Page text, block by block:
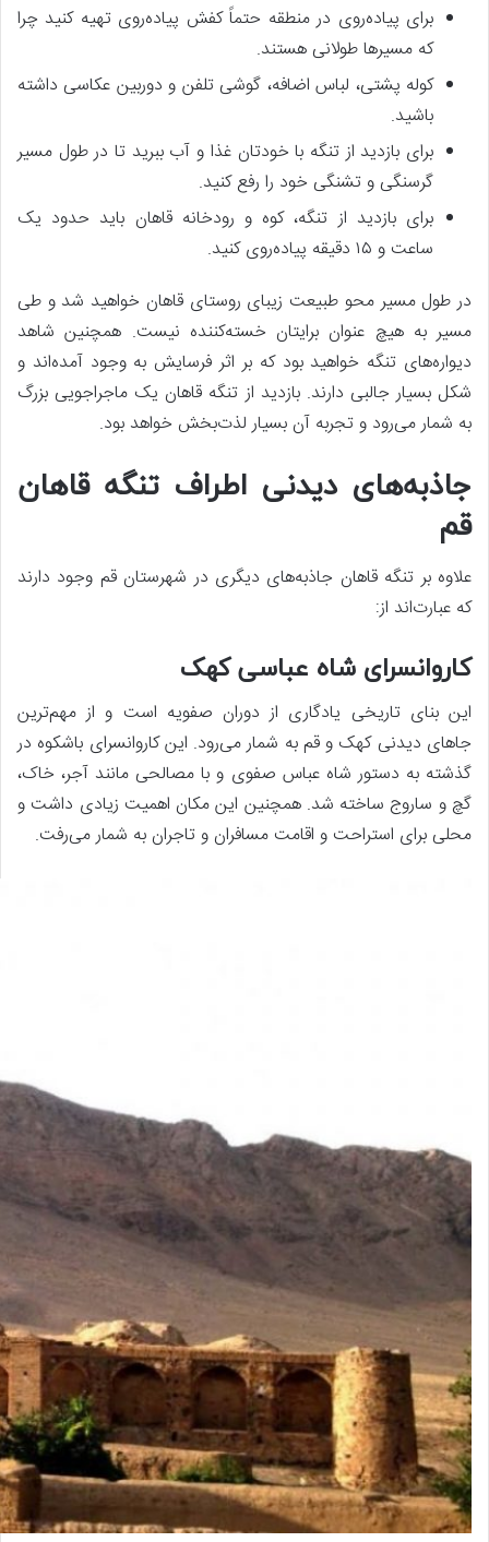
برای پیاده‌روی در منطقه حتماً کفش پیاده‌روی تهیه کنید چرا
که مسیرها طولانی هستند.
کوله پشتی، لباس اضافه، گوشی تلفن و دوربین عکاسی داشته
باشید.
برای بازدید از تنگه با خودتان غذا و آب ببرید تا در طول مسیر
گرسنگی و تشنگی خود را رفع کنید.
برای بازدید از تنگه، کوه و رودخانه قاهان باید حدود یک
ساعت و ۱۵ دقیقه پیاده‌روی کنید.
در طول مسیر محو طبیعت زیبای روستای قاهان خواهید شد و طی
مسیر به هیچ عنوان برایتان خسته‌کننده نیست. همچنین شاهد
دیواره‌های تنگه خواهید بود که بر اثر فرسایش به وجود آمده‌اند و
شکل بسیار جالبی دارند. بازدید از تنگه قاهان یک ماجراجویی بزرگ
به شمار می‌رود و تجربه آن بسیار لذت‌بخش خواهد بود.
جاذبه‌های دیدنی اطراف تنگه قاهان
قم
علاوه بر تنگه قاهان جاذبه‌های دیگری در شهرستان قم وجود دارند
که عبارت‌اند از:
کاروانسرای شاه عباسی کهک
این بنای تاریخی یادگاری از دوران صفویه است و از مهم‌ترین
جاهای دیدنی کهک و قم به شمار می‌رود. این کاروانسرای باشکوه در
گذشته به دستور شاه عباس صفوی و با مصالحی مانند آجر، خاک،
گچ و ساروج ساخته شد. همچنین این مکان اهمیت زیادی داشت و
محلی برای استراحت و اقامت مسافران و تاجران به شمار می‌رفت.